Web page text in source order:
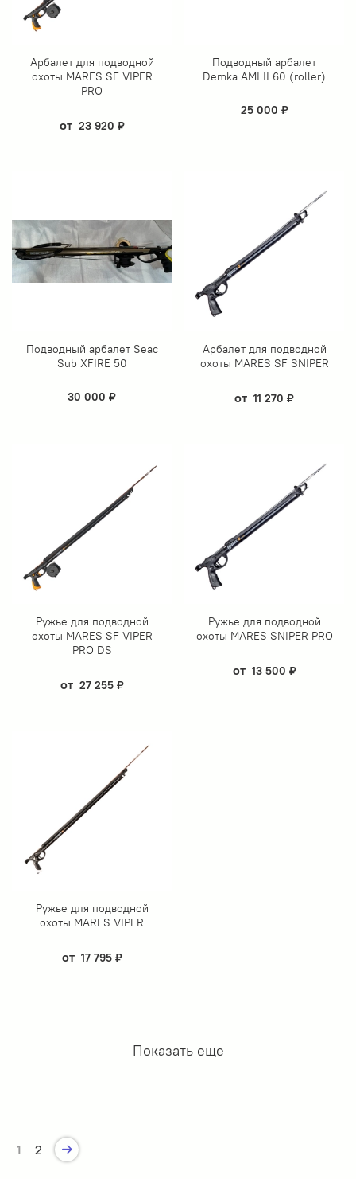
Арбалет для подводной
охоты MARES SF VIPER
PRO
от 23 920 ₽
Подводный арбалет
Demka AMI II 60 (roller)
25 000 ₽
Подводный арбалет Seac
Sub XFIRE 50
30 000 ₽
Арбалет для подводной
охоты MARES SF SNIPER
от 11 270 ₽
Ружье для подводной
охоты MARES SF VIPER
PRO DS
от 27 255 ₽
Ружье для подводной
охоты MARES SNIPER PRO
от 13 500 ₽
Ружье для подводной
охоты MARES VIPER
от 17 795 ₽
Показать еще
1 2